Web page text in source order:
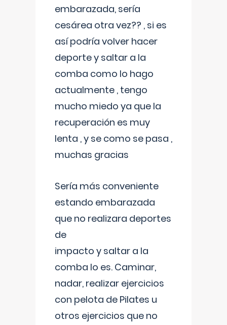
embarazada, sería
cesárea otra vez?? , si es
así podría volver hacer
deporte y saltar a la
comba como lo hago
actualmente , tengo
mucho miedo ya que la
recuperación es muy
lenta , y se como se pasa ,
muchas gracias
Sería más conveniente
estando embarazada
que no realizara deportes
de
impacto y saltar a la
comba lo es. Caminar,
nadar, realizar ejercicios
con pelota de Pilates u
otros ejercicios que no